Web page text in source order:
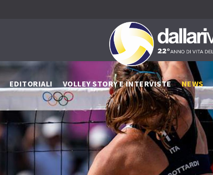
EDITORIALI VOLLEY STORY E INTERVISTE NEWS